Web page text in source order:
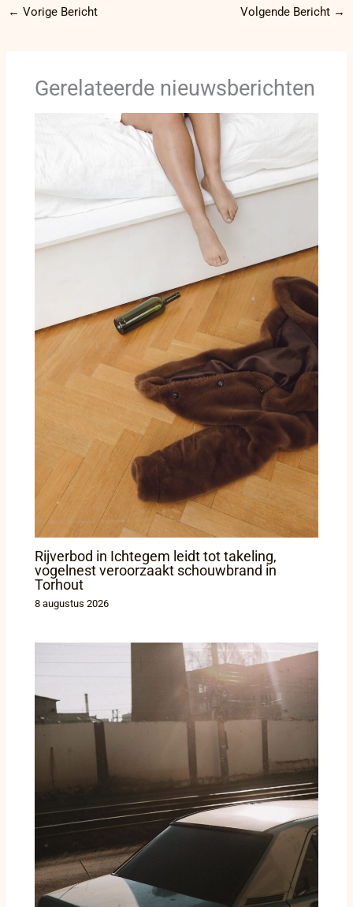
← Vorige Bericht Volgende Bericht →
Gerelateerde nieuwsberichten
Rijverbod in Ichtegem leidt tot takeling,
vogelnest veroorzaakt schouwbrand in
Torhout
8 augustus 2026